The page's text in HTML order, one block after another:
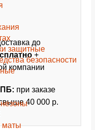
защитные
безопасности
маты
до
+
компании
при заказе
40 000 р.